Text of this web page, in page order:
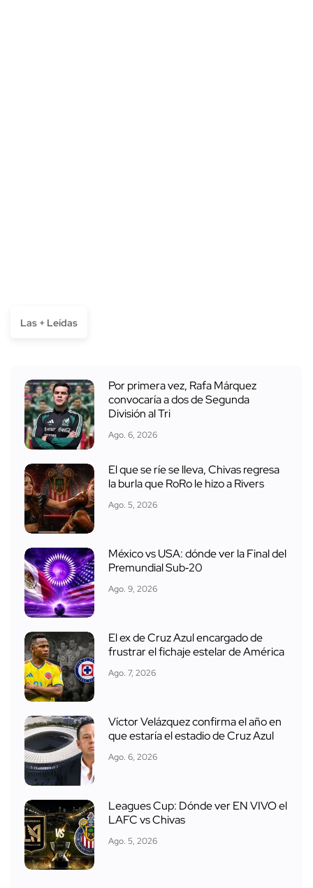
Las + Leídas
Por primera vez, Rafa Márquez
convocaría a dos de Segunda
División al Tri
Ago. 6, 2026
El que se ríe se lleva, Chivas regresa
la burla que RoRo le hizo a Rivers
Ago. 5, 2026
México vs USA: dónde ver la Final del
Premundial Sub‑20
Ago. 9, 2026
El ex de Cruz Azul encargado de
frustrar el fichaje estelar de América
Ago. 7, 2026
Víctor Velázquez confirma el año en
que estaría el estadio de Cruz Azul
Ago. 6, 2026
Leagues Cup: Dónde ver EN VIVO el
LAFC vs Chivas
Ago. 5, 2026